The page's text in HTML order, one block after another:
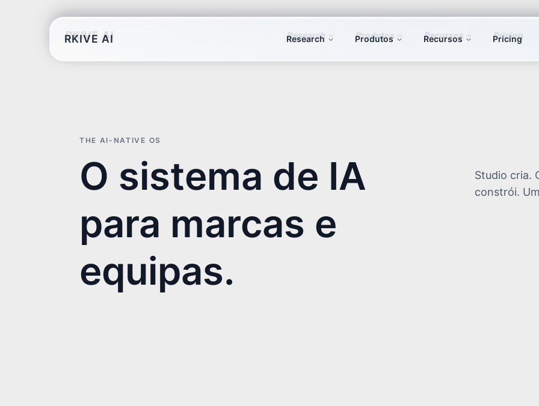
RKIVE AI Research Produtos Recursos Pricing
THE AI-NATIVE OS
O sistema de IA
para marcas e
equipas.
Studio cria.
constrói.